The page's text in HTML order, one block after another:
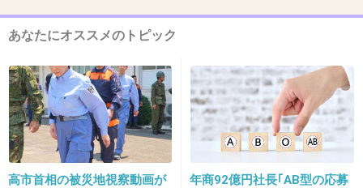
コロナに罹っても、多分10万円ぐらいだと思
う。
迎えにきたときに、日本に残ったアメリカ人何
人かいたけど、このことが関係していると思
う。
2件の返信
あなたにオススメのトピック
高市首相の被災地視察動画が
年商92億円社長｢AB型の応募